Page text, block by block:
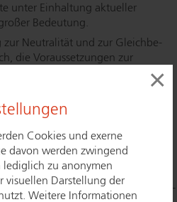
Cookies und exerne
davon werden zwingend
zu anonymen
visuellen Darstellung der
Weitere Informationen
×
unter Einhaltung aktueller
Bedeutung.
zur Neutralität und zur Gleich­be­
die Vor­aus­set­zun­gen zur
empfohlene Fachbetriebe für
im
„Bun­des­ein­heit­li­chen
von Überfall- und Ein­bruch­mel­
benannte Fachbetriebe können für
und Bürgern über dieFach­be­
werden.
Ihrem Unternehmen die Vor­aus­set­